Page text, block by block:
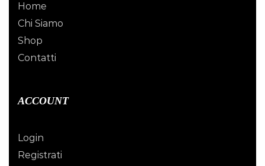
Home
Chi Siamo
Shop
Contatti
ACCOUNT
Login
Registrati